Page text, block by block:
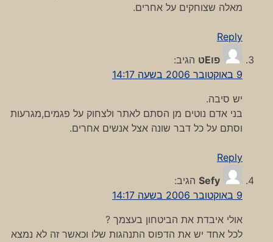
מאלה שצוחקים על אחרים.
Reply
פוEט
הגיב:
9 באוקטובר 2006 בשעה 14:17
יש סיבה.
בני אדם נוטים מן הסתם לאתר ולצחוק על פגמים,מגרעות
וסתם על כל דבר שונה אצל אנשים אחרים.
Reply
Sefy הגיב:
9 באוקטובר 2006 בשעה 14:17
אולי איבדת את הביטחון בעצמך ?
לכל אחד יש את הדפוס התנהגות שלו וכאשר זה לא נמצא